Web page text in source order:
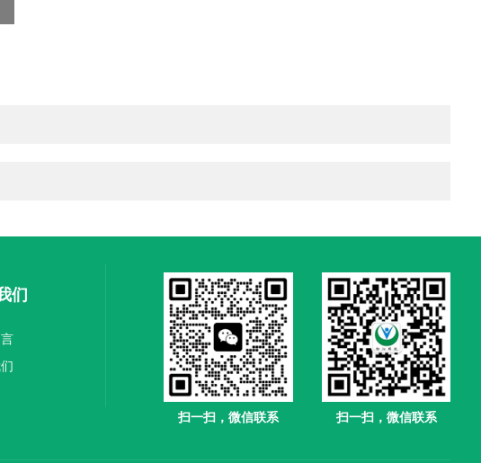
们
扫一扫，微信联系 扫一扫，微信联系